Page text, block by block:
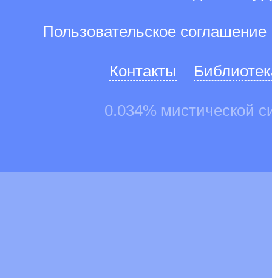
Пользовательское соглашение
Контакты
0.034% мистической